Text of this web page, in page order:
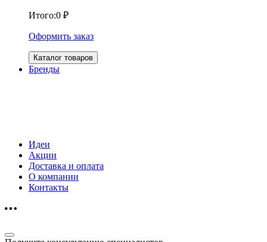
Итого:0 ₽
Оформить заказ
Каталог товаров
Бренды
Идеи
Акции
Доставка и оплата
О компании
Контакты